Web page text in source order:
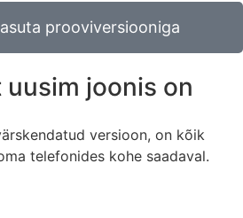
prooviversiooniga
uusim joonis on
versioon, on kõik
telefonides kohe saadaval.